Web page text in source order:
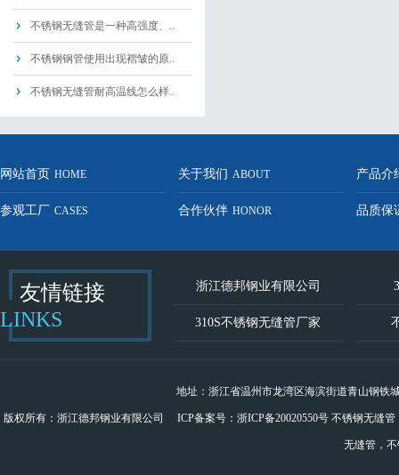
不锈钢无缝管是一种高强度、..
不锈钢钢管使用出现褶皱的原..
不锈钢无缝管耐高温线怎么样..
网站首页 HOME 关于我们 ABOUT 产品介
参观工厂 CASES 合作伙伴 HONOR 品质保
友情链接
LINKS
浙江德邦钢业有限公司
310S不锈钢无缝管厂家
地址：浙江省温州市龙湾区海滨街道青山钢
版权所有：浙江德邦钢业有限公司 ICP备案号： 浙ICP备20020550号 不锈钢无缝管
无缝管 ，